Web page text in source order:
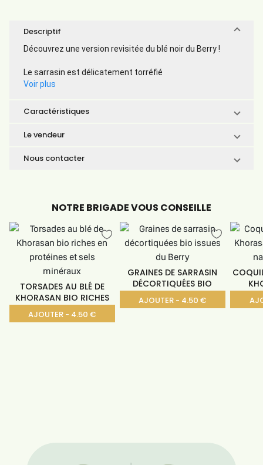
Descriptif
Découvrez une version revisitée du blé noir du Berry !
Le sarrasin est délicatement torréfié
Voir plus
Caractéristiques
Le vendeur
Nous contacter
NOTRE BRIGADE VOUS CONSEILLE
TORSADES AU BLÉ DE
KHORASAN BIO RICHES
EN
AJOUTER - 4.50 €
GRAINES DE SARRASIN
DÉCORTIQUÉES BIO
AJOUTER - 4.50 €